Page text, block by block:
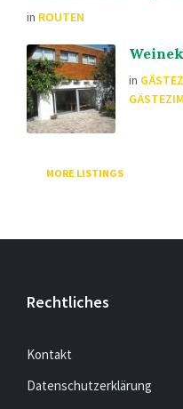
in ROUTEN
in
MORE LISTINGS
Rechtliches
Kontakt
Datenschutzerklärung